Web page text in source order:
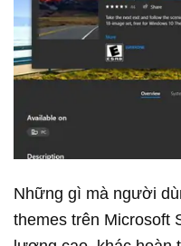
Những gì mà người
themes trên Microsoft